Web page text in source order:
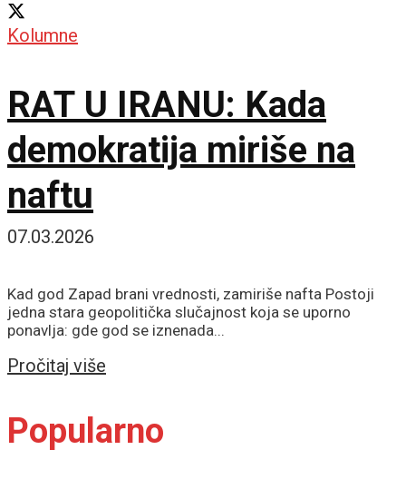
Kolumne
RAT U IRANU: Kada
demokratija miriše na
naftu
07.03.2026
Kad god Zapad brani vrednosti, zamiriše nafta Postoji
jedna stara geopolitička slučajnost koja se uporno
ponavlja: gde god se iznenada...
Pročitaj više
Popularno